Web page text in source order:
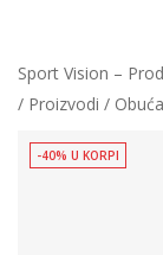
Sport Vision –
Proizvodi
Obuća
-40% U KORPI